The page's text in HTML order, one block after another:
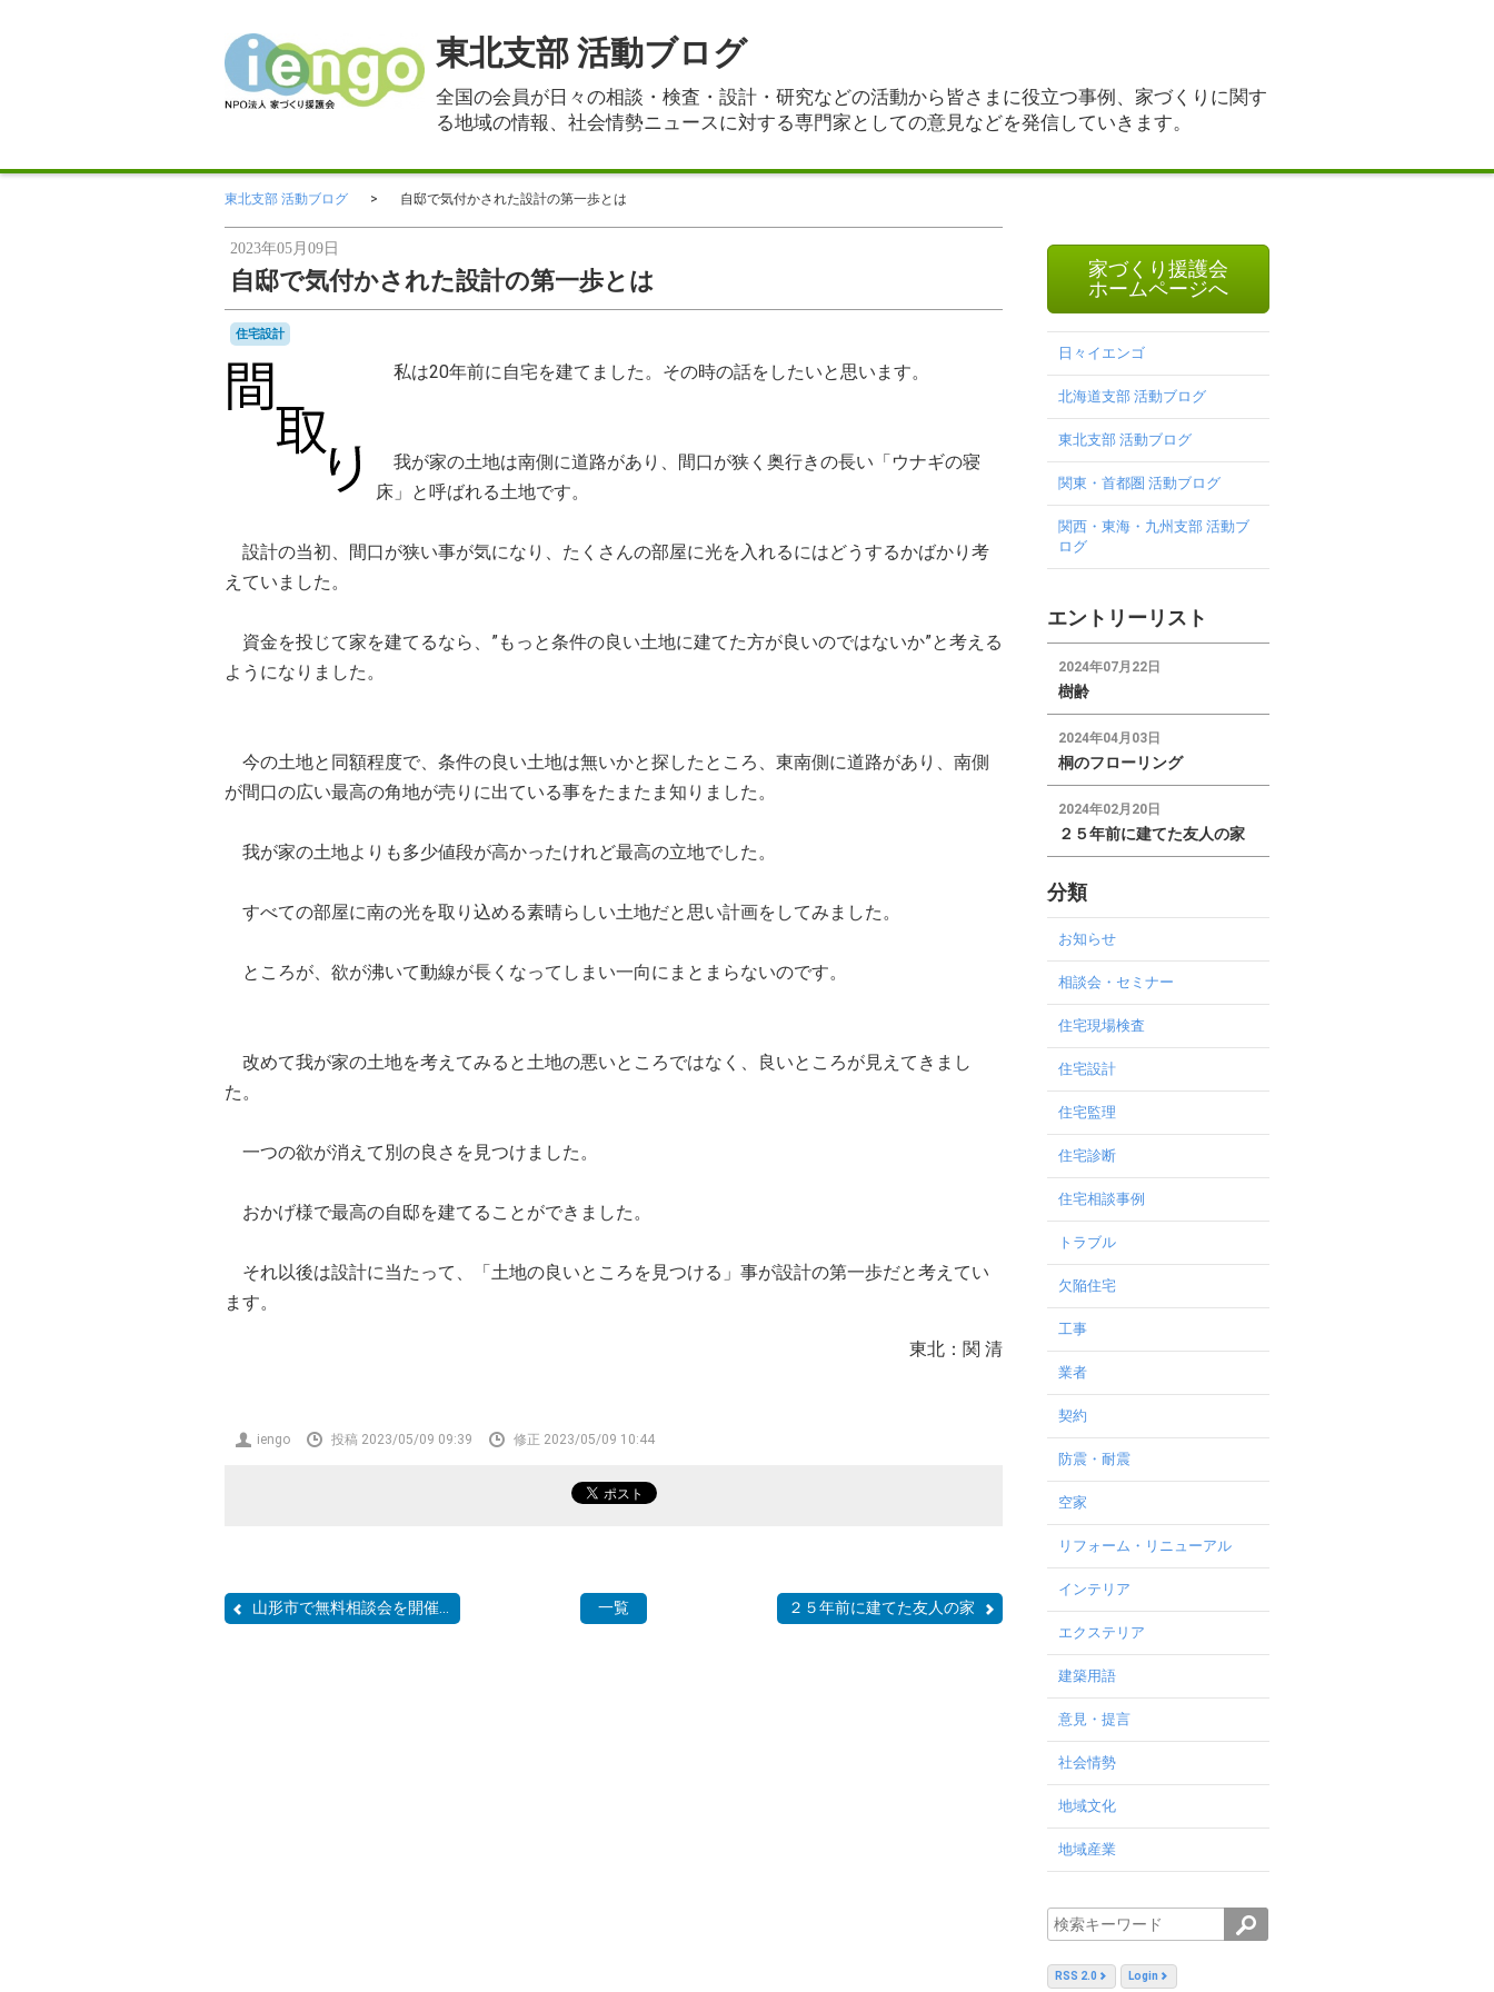
東北支部 活動ブログ
全国の会員が日々の相談・検査・設計・研究などの活動から皆さまに役立つ事例、家づくりに関す
る地域の情報、社会情勢ニュースに対する専門家としての意見などを発信していきます。
東北支部 活動ブログ 自邸で気付かされた設計の第一歩とは
2023年05月09日
自邸で気付かされた設計の第一歩とは
住宅設計
私は20年前に自宅を建てました。その時の話をしたいと思います。
我が家の土地は南側に道路があり、間口が狭く奥行きの長い「ウナギの寝
床」と呼ばれる土地です。
設計の当初、間口が狭い事が気になり、たくさんの部屋に光を入れるにはどうするかばかり考
えていました。
資金を投じて家を建てるなら、”もっと条件の良い土地に建てた方が良いのではないか”と考える
ようになりました。
今の土地と同額程度で、条件の良い土地は無いかと探したところ、東南側に道路があり、南側
が間口の広い最高の角地が売りに出ている事をたまたま知りました。
我が家の土地よりも多少値段が高かったけれど最高の立地でした。
すべての部屋に南の光を取り込める素晴らしい土地だと思い計画をしてみました。
ところが、欲が沸いて動線が長くなってしまい一向にまとまらないのです。
改めて我が家の土地を考えてみると土地の悪いところではなく、良いところが見えてきまし
た。
一つの欲が消えて別の良さを見つけました。
おかげ様で最高の自邸を建てることができました。
それ以後は設計に当たって、「土地の良いところを見つける」事が設計の第一歩だと考えてい
ます。
東北：関 清
iengo 投稿 2023/05/09 09:39 修正 2023/05/09 10:44
山形市で無料相談会を開催... ２５年前に建てた友人の家
一覧
家づくり援護会
ホームページへ
日々イエンゴ
北海道支部 活動ブログ
東北支部 活動ブログ
関東・首都圏 活動ブログ
関西・東海・九州支部 活動ブ
ログ
エントリーリスト
2024年07月22日
樹齢
2024年04月03日
桐のフローリング
2024年02月20日
２５年前に建てた友人の家
分類
お知らせ
相談会・セミナー
住宅現場検査
住宅設計
住宅監理
住宅診断
住宅相談事例
トラブル
欠陥住宅
工事
業者
契約
防震・耐震
空家
リフォーム・リニューアル
インテリア
エクステリア
建築用語
意見・提言
社会情勢
地域文化
地域産業
RSS 2.0 Login